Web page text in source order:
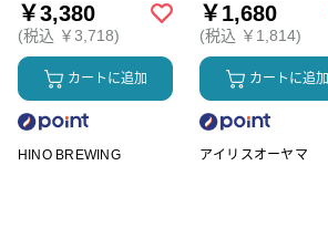
￥3,380
(税込 ￥3,718)
カートに追加
HINO BREWING
￥1,680
(税込 ￥1,814)
カートに追加
アイリスオーヤマ